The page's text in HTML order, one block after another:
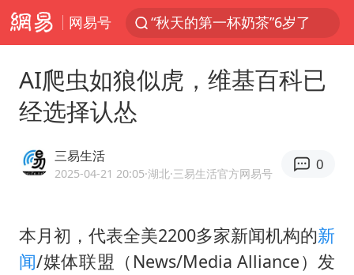
网易号
“秋天的第一杯奶茶”6岁了
四川宜宾市高县4.9级地震致1人死亡
胜宏科技：股票交易异常波动
胡彦斌获《歌手2026》歌王
U17国足三连胜晋级明日之星半决赛
AI爬虫如狼似虎，维基百科已
经选择认怂
三易生活
2025-04-21 20:05·湖北·三易生活官方网易号
0
本月初，代表全美2200多家新闻机构的新
闻/媒体联盟（News/Media Alliance）发